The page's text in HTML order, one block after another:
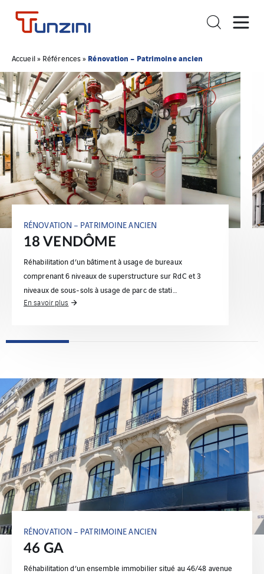
Accueil» Références» Rénovation – Patrimoine ancien
RÉNOVATION – PATRIMOINE ANCIEN
18 VENDÔME
Réhabilitation d’un bâtiment à usage de bureaux
comprenant 6 niveaux de superstructure sur RdC et 3
niveaux de sous-sols à usage de parc de stati…
En savoir plus
RÉNOVATION – PATRIMOINE ANCIEN
46 GA
Réhabilitation d’un ensemble immobilier situé au 46/48 avenue